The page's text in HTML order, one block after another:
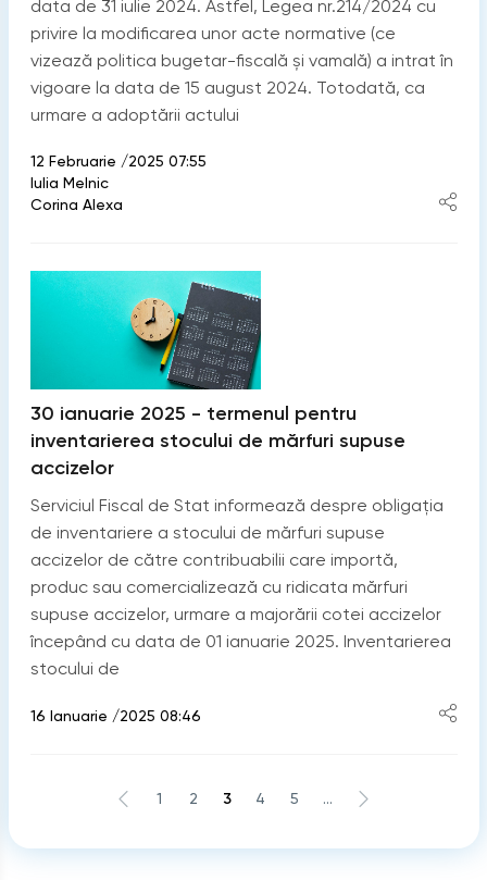
data de 31 iulie 2024. Astfel, Legea nr.214/2024 cu
privire la modificarea unor acte normative (ce
vizează politica bugetar-fiscală și vamală) a intrat în
vigoare la data de 15 august 2024. Totodată, ca
urmare a adoptării actului
12 Februarie /2025 07:55
Iulia Melnic
Corina Alexa
30 ianuarie 2025 - termenul pentru
inventarierea stocului de mărfuri supuse
accizelor
Serviciul Fiscal de Stat informează despre obligația
de inventariere a stocului de mărfuri supuse
accizelor de către contribuabilii care importă,
produc sau comercializează cu ridicata mărfuri
supuse accizelor, urmare a majorării cotei accizelor
începând cu data de 01 ianuarie 2025. Inventarierea
stocului de
16 Ianuarie /2025 08:46
1 2 3 4 5 ...